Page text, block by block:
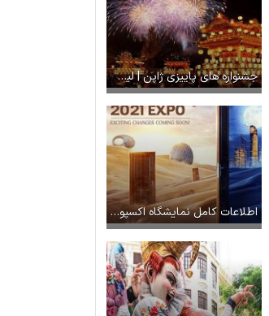
جشنواره های پاییزی ژاپن | لیست کامل
اطلاعات کامل نمایشگاه اکسپو دبی ۲۰۲۱